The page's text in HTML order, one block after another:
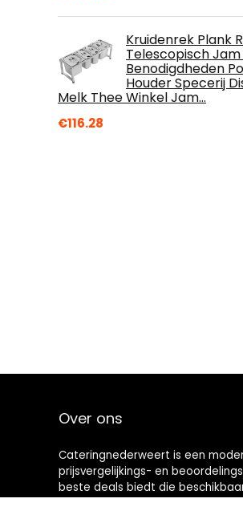
Kruidenrek Plank
Telescopisch
Benodigdheden
Houder Specerij
Melk Thee Winkel Jam…
€116.28
Over ons
Cateringnederweert is een
prijsvergelijkings- en
beste deals biedt die